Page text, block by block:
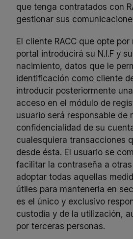
que tenga contratados con
gestionar sus
El cliente RACC que opte
portal introducirá su N.I.F y
nacimiento, datos que le
identificación como cliente
introducir posteriormente
acceso en el módulo de
usuario será responsable de
confidencialidad de su
cualesquiera transacciones
desde ésta. El usuario se
facilitar la contraseña a
adoptar todas aquellas
útiles para mantenerla en
es el único y exclusivo
custodia y de la utilización,
por terceras personas.